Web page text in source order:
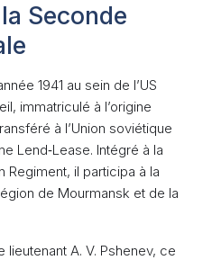
Seconde
1941 au sein de l’US
immatriculé à l’origine
à l’Union soviétique
Lend‑Lease. Intégré à la
Regiment, il participa à la
de Mourmansk et de la
lieutenant A. V. Pshenev, ce